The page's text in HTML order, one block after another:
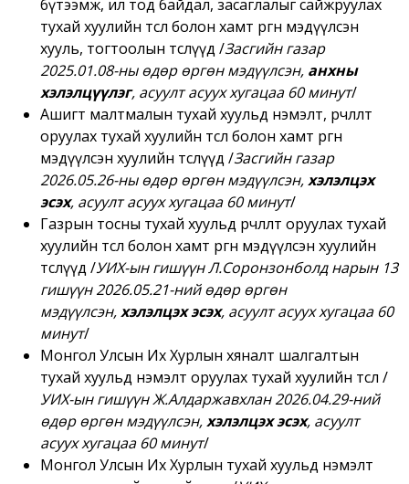
бүтээмж, ил тод байдал, засаглалыг сайжруулах
тухай хуулийн төсөл болон хамт өргөн мэдүүлсэн
хууль, тогтоолын төслүүд /Засгийн газар
2025.01.08-ны өдөр өргөн мэдүүлсэн, анхны
хэлэлцүүлэг, асуулт асуух хугацаа 60 минут/
Ашигт малтмалын тухай хуульд нэмэлт, өөрчлөлт
оруулах тухай хуулийн төсөл болон хамт өргөн
мэдүүлсэн хуулийн төслүүд /Засгийн газар
2026.05.26-ны өдөр өргөн мэдүүлсэн,хэлэлцэх
эсэх, асуулт асуух хугацаа 60 минут/
Газрын тосны тухай хуульд өөрчлөлт оруулах тухай
хуулийн төсөл болон хамт өргөн мэдүүлсэн хуулийн
төслүүд /УИХ-ын гишүүн Л.Соронзонболд нарын 13
гишүүн 2026.05.21-ний өдөр өргөн
мэдүүлсэн,хэлэлцэх эсэх, асуулт асуух хугацаа 60
минут/
Монгол Улсын Их Хурлын хяналт шалгалтын
тухай хуульд нэмэлт оруулах тухай хуулийн төсөл /
УИХ-ын гишүүн Ж.Алдаржавхлан 2026.04.29-ний
өдөр өргөн мэдүүлсэн,хэлэлцэх эсэх, асуулт
асуух хугацаа 60 минут/
Монгол Улсын Их Хурлын тухай хуульд нэмэлт